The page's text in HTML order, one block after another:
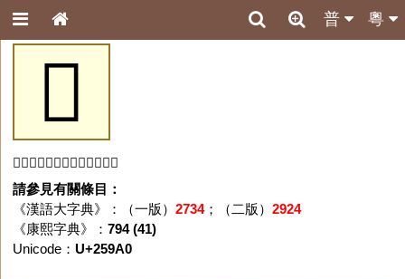
粵
普
𥦠
「𥦠」字未收錄於本資料庫。
請參見有關條目：
《漢語大字典》：（一版） 2734；（二版） 2924
《康熙字典》： 794 (41)
Unicode： U+259A0